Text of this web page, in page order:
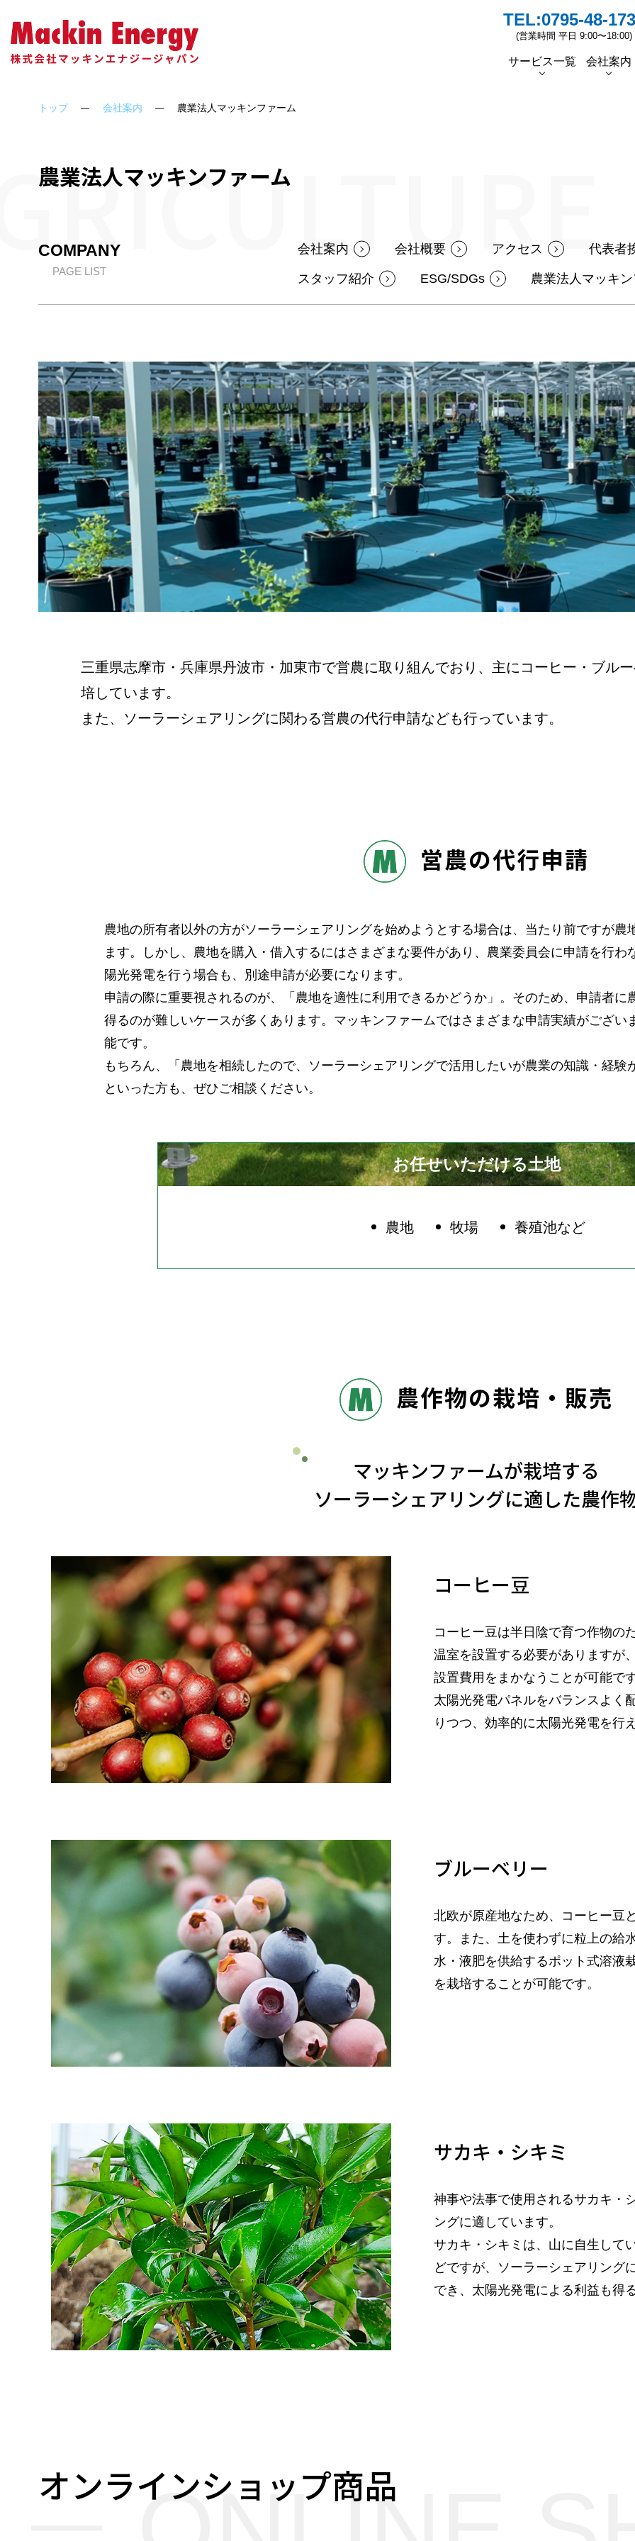
TEL:0795-48-
(営業時間 平日 9:00〜18:00)
サービス一覧
ソーラーシェアリング
会社案内
会社概要 アクセス 代表者挨拶
トップ 会社案内 農業法人マッキンファーム
農業法人マッキンファーム
COMPANY
PAGE LIST
会社案内 会社概要 アクセス 代表者
スタッフ紹介 ESG/SDGs 農業法人マッキ
三重県志摩市・兵庫県丹波市・加東市で営農に取り組んでおり、主にコーヒー・ブル
培しています。
また、ソーラーシェアリングに関わる営農の代行申請なども行っています。
営農の代行申請
農地の所有者以外の方がソーラーシェアリングを始めようとする場合は、当たり前ですが農
ます。しかし、農地を購入・借入するにはさまざまな要件があり、農業委員会に申請を行
陽光発電を行う場合も、別途申請が必要になります。
申請の際に重要視されるのが、「農地を適性に利用できるかどうか」。そのため、申請者に
得るのが難しいケースが多くあります。マッキンファームではさまざまな申請実績がござい
能です。
もちろん、「農地を相続したので、ソーラーシェアリングで活用したいが農業の知識・経
といった方も、ぜひご相談ください。
お任せいただける土地
農地 牧場 養殖池など
農作物の栽培・販売
マッキンファームが栽培する
ソーラーシェアリングに適した農作
コーヒー豆
コーヒー豆は半日陰で育つ作物の
温室を設置する必要がありますが
設置費用をまかなうことが可能で
太陽光発電パネルをバランスよく
りつつ、効率的に太陽光発電を行
ブルーベリー
北欧が原産地なため、コーヒー豆
す。また、土を使わずに粒上の給
水・液肥を供給するポット式溶液
を栽培することが可能です。
サカキ・シキミ
神事や法事で使用されるサカキ・
ングに適しています。
サカキ・シキミは、山に自生して
どですが、ソーラーシェアリング
でき、太陽光発電による利益も得
オンラインショップ商品